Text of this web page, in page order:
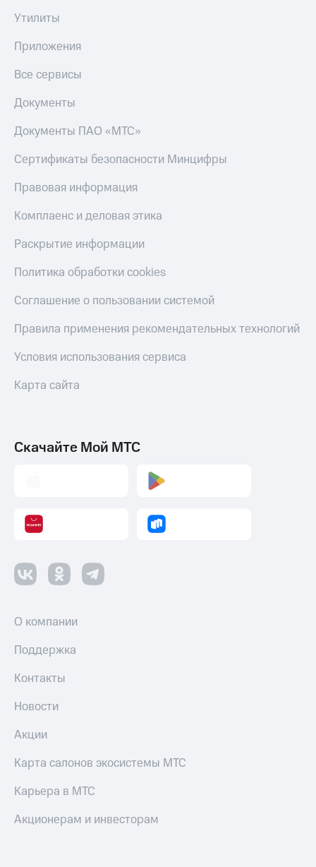
Утилиты
Приложения
Все сервисы
Документы
Документы ПАО «МТС»
Сертификаты безопасности Минцифры
Правовая информация
Комплаенс и деловая этика
Раскрытие информации
Политика обработки cookies
Соглашение о пользовании системой
Правила применения рекомендательных технологий
Условия использования сервиса
Карта сайта
Скачайте Мой МТС
О компании
Поддержка
Контакты
Новости
Акции
Карта салонов экосистемы МТС
Карьера в МТС
Акционерам и инвесторам